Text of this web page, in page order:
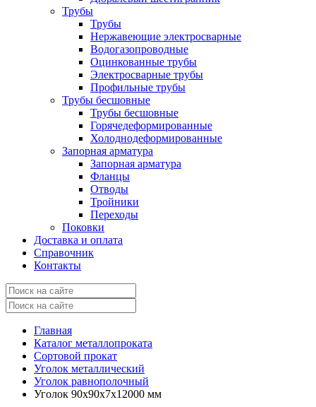
Трубы
Трубы
Нержавеющие электросварные
Водогазопроводные
Оцинкованные трубы
Электросварные трубы
Профильные трубы
Трубы бесшовные
Трубы бесшовные
Горячедеформированные
Холоднодеформированные
Запорная арматура
Запорная арматура
Фланцы
Отводы
Тройники
Переходы
Поковки
Доставка и оплата
Справочник
Контакты
Главная
Каталог металлопроката
Сортовой прокат
Уголок металлический
Уголок равнополочный
Уголок 90x90x7x12000 мм